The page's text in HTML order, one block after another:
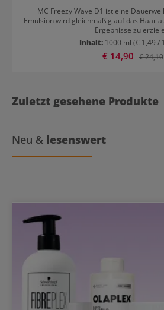
MC Freezy Wave D1 ist eine
Emulsion wird gleichmäßig auf das Haar
Ergebnisse zu
Inhalt: 1000 ml (€ 1,49 /
Verkaufspreis:
€ 14,90 € 24,10
Zuletzt gesehene Produkte
Neu & lesenswert